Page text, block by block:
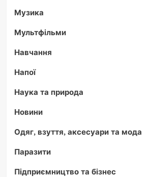
Музика
Мультфільми
Навчання
Напої
Наука та природа
Новини
Одяг, взуття, аксесуари та мода
Паразити
Підприємництво та бізнес